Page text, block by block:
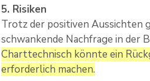
5. Risiken
Trotz der positiven Aussichten
schwankende Nachfrage in der
Charttechnisch könnte ein
erforderlich machen.